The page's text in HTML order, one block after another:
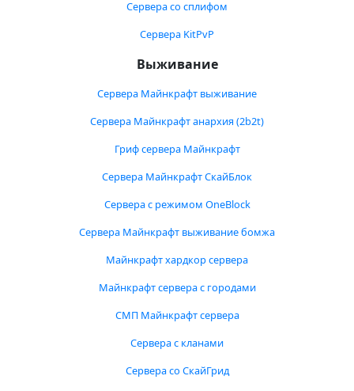
Сервера со сплифом
Сервера KitPvP
Выживание
Сервера Майнкрафт выживание
Сервера Майнкрафт анархия (2b2t)
Гриф сервера Майнкрафт
Сервера Майнкрафт СкайБлок
Сервера с режимом OneBlock
Сервера Майнкрафт выживание бомжа
Майнкрафт хардкор сервера
Майнкрафт сервера с городами
СМП Майнкрафт сервера
Сервера с кланами
Сервера со СкайГрид